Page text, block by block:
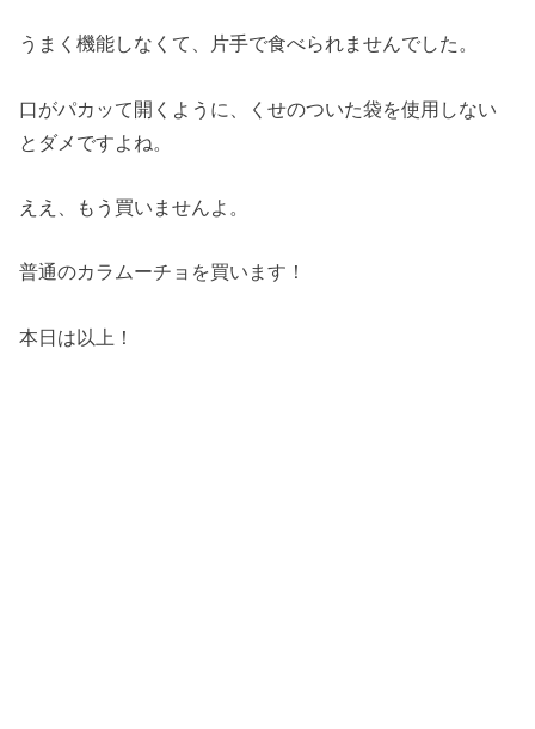
うまく機能しなくて、片手で食べられませんでした。
口がパカッて開くように、くせのついた袋を使用しない
とダメですよね。
ええ、もう買いませんよ。
普通のカラムーチョを買います！
本日は以上！